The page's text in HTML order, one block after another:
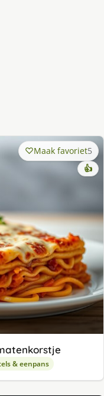
Maak favoriet5
👍
& eenpans